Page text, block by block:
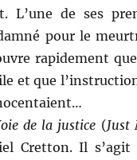
L’une de ses
pour le
rapidement
et que
de la justice (Just
Cretton. Il